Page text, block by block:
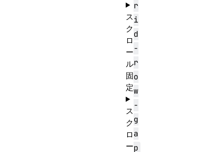
r
i
d
-
r
o
w
-
g
a
p
ス
ク
ロ
ー
ル
固
定
ス
ク
ロ
ー